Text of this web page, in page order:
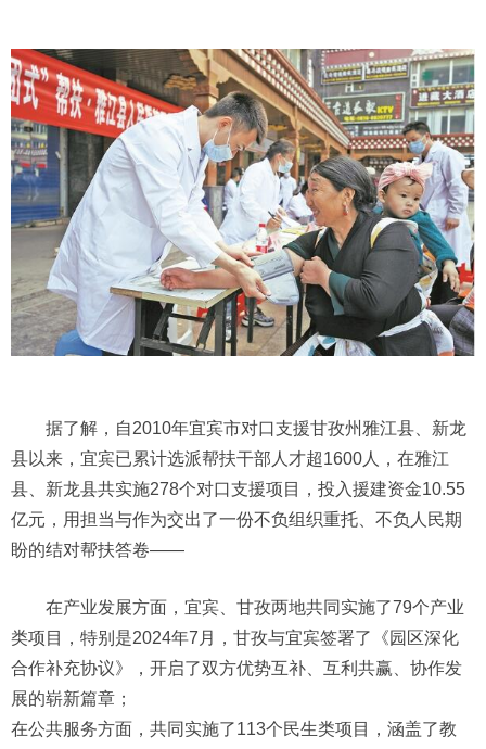
据了解，自2010年宜宾市对口支援甘孜州雅江县、新龙
县以来，宜宾已累计选派帮扶干部人才超1600人，在雅江
县、新龙县共实施278个对口支援项目，投入援建资金10.55
亿元，用担当与作为交出了一份不负组织重托、不负人民期
盼的结对帮扶答卷——
在产业发展方面，宜宾、甘孜两地共同实施了79个产业
类项目，特别是2024年7月，甘孜与宜宾签署了《园区深化
合作补充协议》，开启了双方优势互补、互利共赢、协作发
展的崭新篇章；
在公共服务方面，共同实施了113个民生类项目，涵盖了教